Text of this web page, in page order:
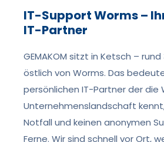
IT-Support Worms –
IT-Partner
GEMAKOM sitzt in Ketsch –
östlich von Worms. Das
persönlichen IT-Partner der die
Unternehmenslandschaft
Notfall und keinen anonymen
Ferne. Wir sind schnell vor Ort,